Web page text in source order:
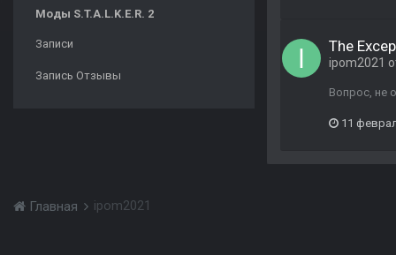
Моды S.T.A.L.K.E.R. 2
Записи
Запись Отзывы
The
ipom2021
Вопрос, не
11
Главная ipom2021